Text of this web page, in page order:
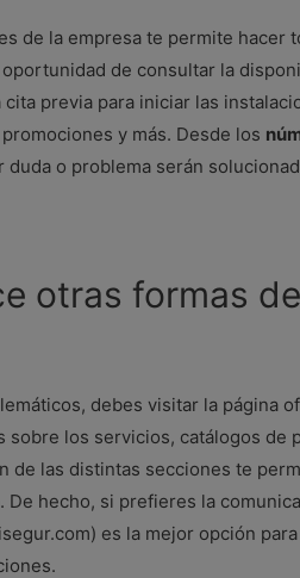
de la empresa te permite hacer
de consultar la
previa para iniciar las
y más. Desde los
o problema serán
otras formas
debes visitar la página
sobre los servicios, catálogos de
de las distintas secciones te
De hecho, si prefieres la
es la mejor opción